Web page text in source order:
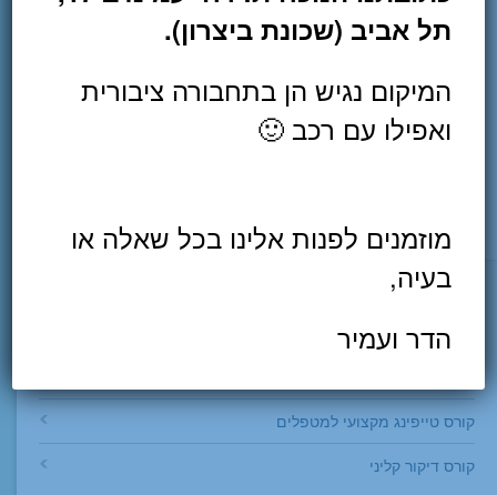
קורס טייפינג מקצועי למטפלים
קורס דיקור קליני
תל אביב (שכונת ביצרון).
המיקום נגיש הן בתחבורה ציבורית
ואפילו עם רכב 🙂
מוזמנים לפנות אלינו בכל שאלה או
בעיה,
הדר ועמיר